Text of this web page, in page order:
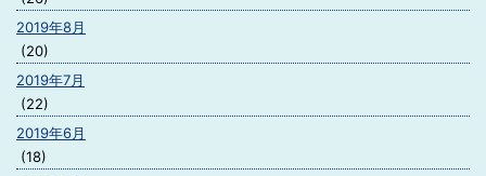
2019年8月
(20)
2019年7月
(22)
2019年6月
(18)